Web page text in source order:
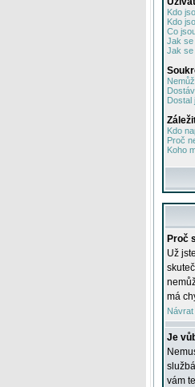
Kdo
Kdo
Co
Jak se
Jak se
Dostal
Kdo
Proč
Koho
Proč
Už
má
Je
vám